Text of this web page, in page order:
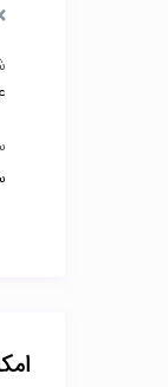
24 ساعت قبل با